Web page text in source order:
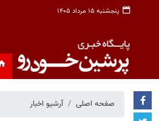
پنجشنبه ۱۵ مرداد ۱۴۰۵
صفحه اصلی آرشیو اخبار